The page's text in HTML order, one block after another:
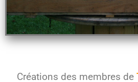
Créations des membres de